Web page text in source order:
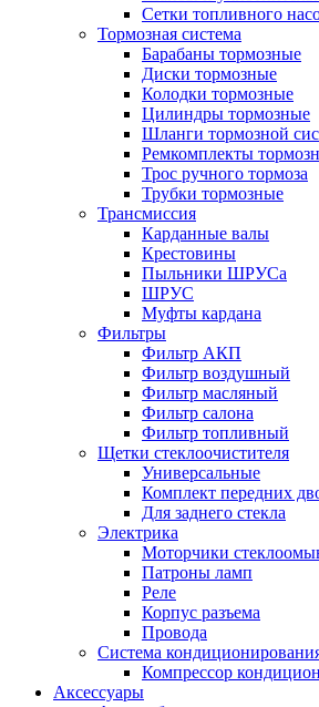
Сетки топливного
Тормозная система
Барабаны тормозные
Диски тормозные
Колодки тормозные
Цилиндры тормозные
Шланги тормозной
Ремкомплекты
Трос ручного тормоза
Трубки тормозные
Трансмиссия
Карданные валы
Крестовины
Пыльники ШРУСа
ШРУС
Муфты кардана
Фильтры
Фильтр АКП
Фильтр воздушный
Фильтр масляный
Фильтр салона
Фильтр топливный
Щетки стеклоочистителя
Универсальные
Комплект передних
Для заднего стекла
Электрика
Моторчики
Патроны ламп
Реле
Корпус разъема
Провода
Система
Компрессор
Аксессуары